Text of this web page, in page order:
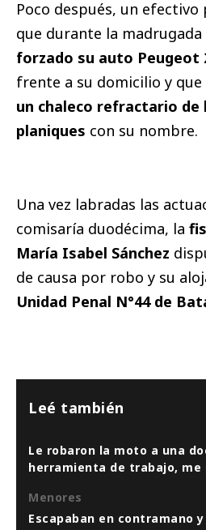
Poco después, un
que durante la madrugada
forzado su auto Peugeot
frente a su domicilio y que
un chaleco refractario de
planiques con su nombre.
Una vez labradas las
comisaría duodécima, la
María Isabel Sánchez
de causa por robo y su
Unidad Penal N°44 de
Leé también
Le robaron la moto a una
herramienta de trabajo,
Menores
Escapaban en contramano